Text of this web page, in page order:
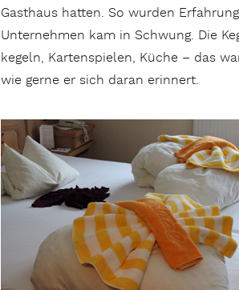
Gasthaus hatten. So wurden
Unternehmen kam in Schwung. Die
kegeln, Kartenspielen, Küche – das
wie gerne er sich daran erinnert.